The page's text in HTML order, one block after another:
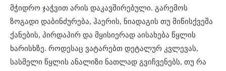
მჭიდრო ჯაჭვით არის დაკავშირებული. გარემოს
ზოგადი დაბინძურება, ჰაერის, ნიადაგის თუ მიწისქვეშა
ქანების, პირდაპირ და მყისიერად აისახება წყლის
ხარისხზე. როდესაც ვატარებთ დეტალურ კვლევას,
სასმელი წყლის ანალიზი ნათლად გვიჩვენებს, თუ რა